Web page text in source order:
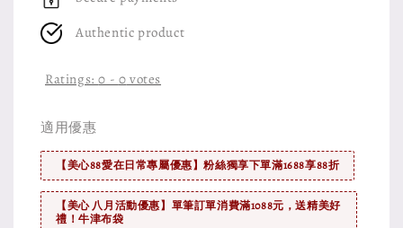
Authentic product
Ratings:0 - 0 votes
適用優惠
【美心88愛在日常專屬優惠】粉絲獨享下單滿1688享88折
【美心 八月活動優惠】單筆訂單消費滿1088元，送精美好
禮！牛津布袋